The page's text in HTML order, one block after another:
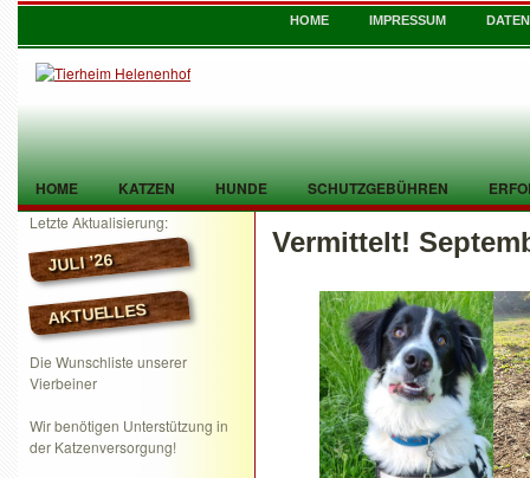
HOME IMPRESSUM
HOME KATZEN HUNDE SCHUTZGEBÜHREN
TIER GEFUNDEN KONTAKT
Letzte Aktualisierung:
JULI ’26
AKTUELLES
Die Wunschliste unserer
Vierbeiner
Wir benötigen Unterstützung in
der Katzenversorgung!
Vermittelt!